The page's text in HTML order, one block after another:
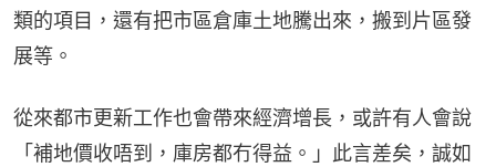
類的項目，還有把市區倉庫土地騰出來，搬到片區發
展等。
從來都市更新工作也會帶來經濟增長，或許有人會說
「補地價收唔到，庫房都冇得益。」此言差矣，誠如